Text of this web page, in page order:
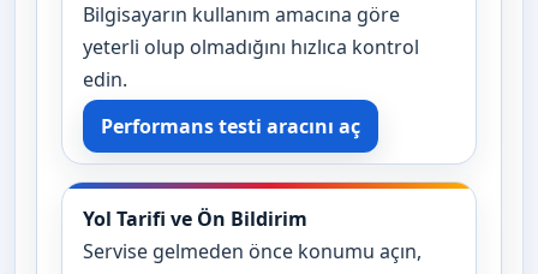
Bilgisayarın kullanım amacına göre
yeterli olup olmadığını hızlıca kontrol
edin.
Performans testi aracını aç
Yol Tarifi ve Ön Bildirim
Servise gelmeden önce konumu açın,